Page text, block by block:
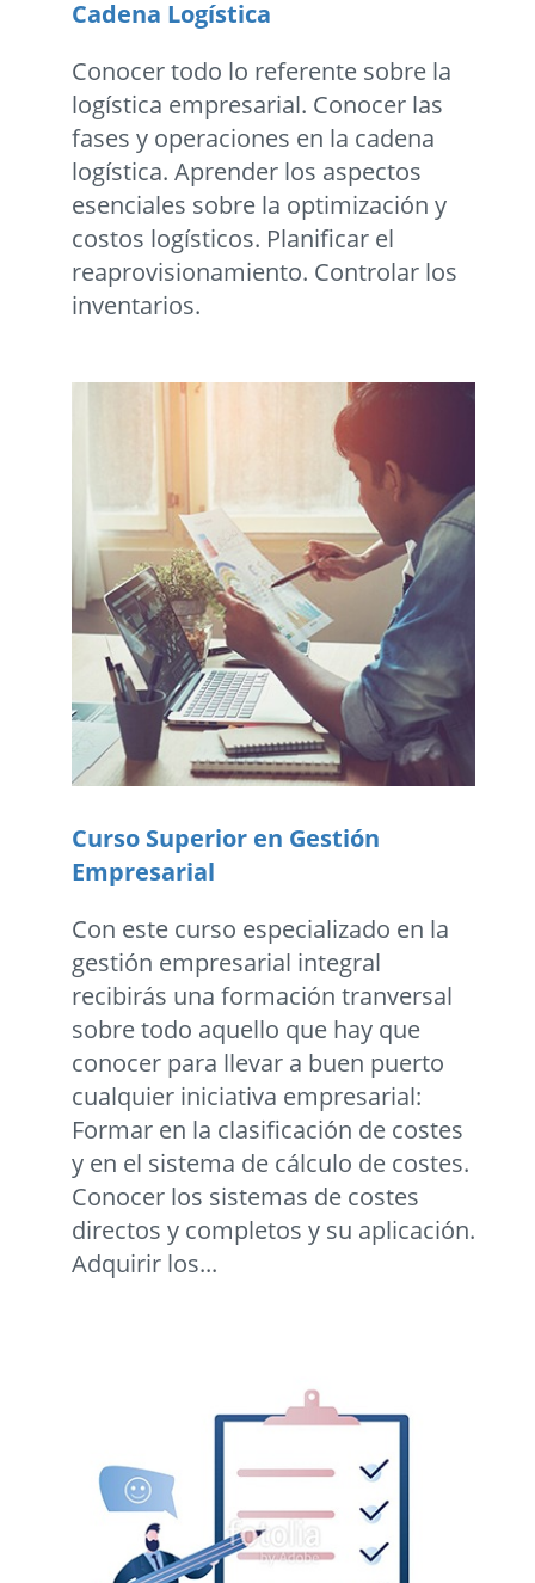
Cadena Logística
Conocer todo lo referente sobre la
logística empresarial. Conocer las
fases y operaciones en la cadena
logística. Aprender los aspectos
esenciales sobre la optimización y
costos logísticos. Planificar el
reaprovisionamiento. Controlar los
inventarios.
Curso Superior en Gestión
Empresarial
Con este curso especializado en la
gestión empresarial integral
recibirás una formación tranversal
sobre todo aquello que hay que
conocer para llevar a buen puerto
cualquier iniciativa empresarial:
Formar en la clasificación de costes
y en el sistema de cálculo de costes.
Conocer los sistemas de costes
directos y completos y su aplicación.
Adquirir los...